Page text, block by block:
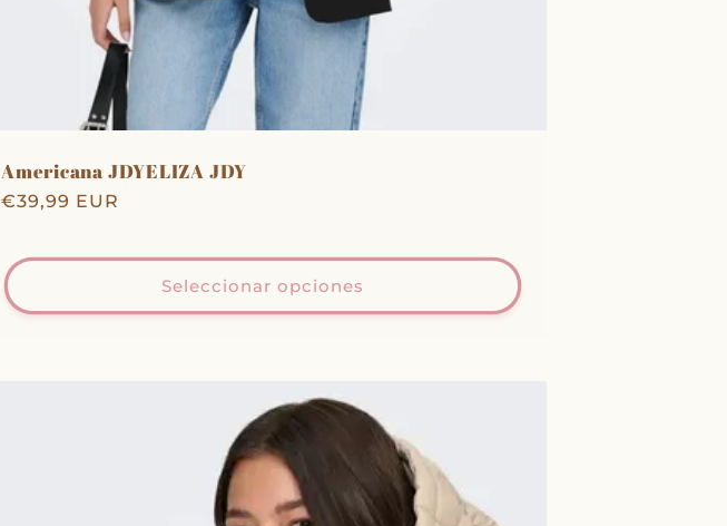
Americana JDYELIZA JDY
Precio
€39,99 EUR
Seleccionar opciones